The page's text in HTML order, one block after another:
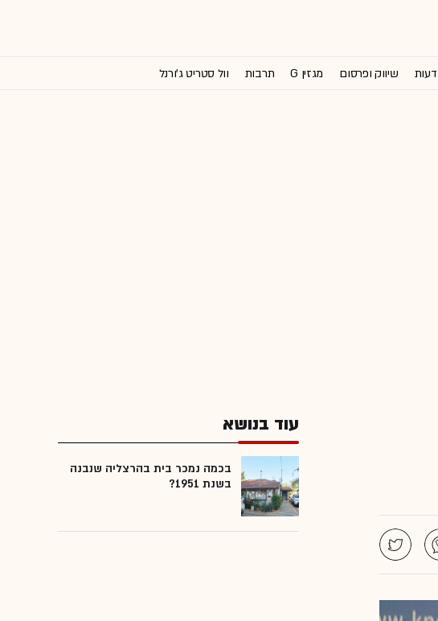
דעות שיווק ופרסום מגזין G תרבות וול סטריט ג'ורנל
עוד בנושא
בכמה נמכר בית בהרצליה שנבנה
בשנת 1951?